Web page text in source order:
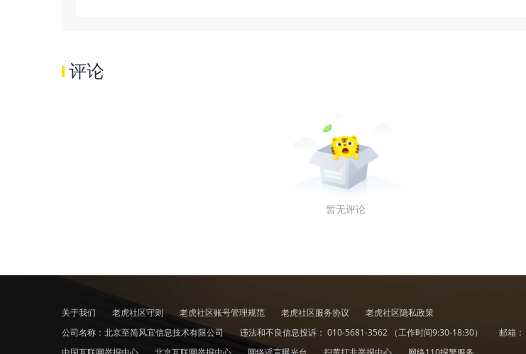
评论
暂无评论
关于我们 老虎社区守则 老虎社区账号管理规范 老虎社区服务协议
老虎社区隐私政策
公司名称：北京至简风宜信息技术有限公司
违法和不良信息投诉： 010-5681-3562 （工作时间9:30-18:30） 邮箱：